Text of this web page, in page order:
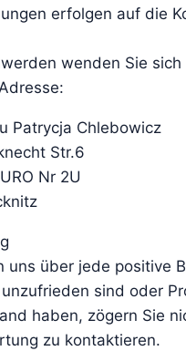
erfolgen auf die
wenden Sie
Patrycja Chlebowicz
Str.6
Nr 2U
uns über jede positive
unzufrieden sind oder
haben, zögern Sie
zu kontaktieren.